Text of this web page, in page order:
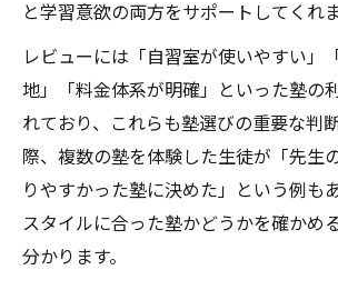
と学習意欲の両方をサポートしてくれま
レビューには「自習室が使いやすい」
地」「料金体系が明確」といった塾の
れており、これらも塾選びの重要な判
際、複数の塾を体験した生徒が「先生
りやすかった塾に決めた」という例も
スタイルに合った塾かどうかを確かめ
分かります。